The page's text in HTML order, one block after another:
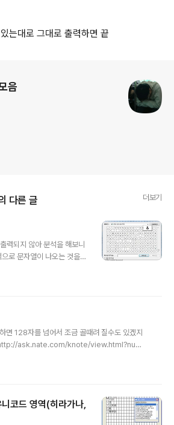
는대로 그대로 출력하면 끝
음
다른 글 더보기
력되지 않아 분석을 해보니
로 문자열이 나오는 것을
데.. 아무튼 폰트 갯수 제한
드
면 128자를 넘어서 조금 골때려 질수도 있겠지
http://ask.nate.com/knote/view.html?num=
http://ko.wikipedia.org/wiki/프랑스어] [링
코드 영역(히라가나,